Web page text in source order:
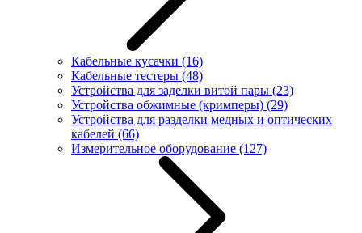
Кабельные кусачки (16)
Кабельные тестеры (48)
Устройства для заделки витой пары (23)
Устройства обжимные (кримперы) (29)
Устройства для разделки медных и оптических
кабелей (66)
Измерительное оборудование (127)